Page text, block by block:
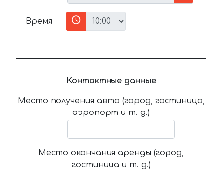
Время
Контактные данные
Место получения авто (город, гостиница,
аэропорт и т. д.)
Место окончания аренды (город,
гостиница и т. д.)